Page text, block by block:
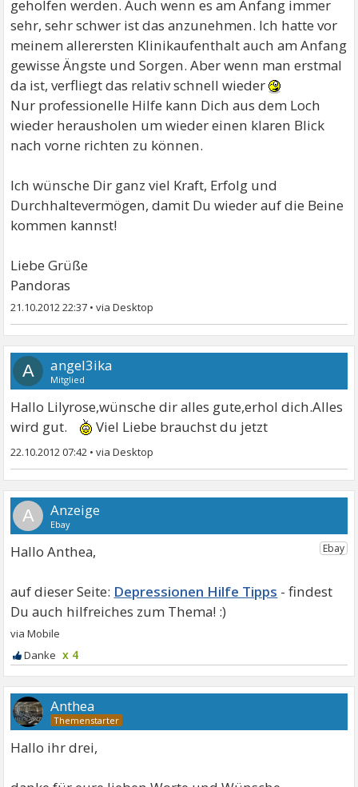
geholfen werden. Auch wenn es am Anfang immer
sehr, sehr schwer ist das anzunehmen. Ich hatte vor
meinem allerersten Klinikaufenthalt auch am Anfang
gewisse Ängste und Sorgen. Aber wenn man erstmal
da ist, verfliegt das relativ schnell wieder
Nur professionelle Hilfe kann Dich aus dem Loch
wieder herausholen um wieder einen klaren Blick
nach vorne richten zu können.
Ich wünsche Dir ganz viel Kraft, Erfolg und
Durchhaltevermögen, damit Du wieder auf die Beine
kommen kannst!
Liebe Grüße
Pandoras
21.10.2012 22:37 •
A angel3ika
Mitglied
Hallo Lilyrose,wünsche dir alles gute,erhol dich.Alles
wird gut.
Viel Liebe brauchst du jetzt
22.10.2012 07:42 •
A
Hallo Anthea,
Depressionen Hilfe Tipps
x 4
Anthea
Hallo ihr drei,